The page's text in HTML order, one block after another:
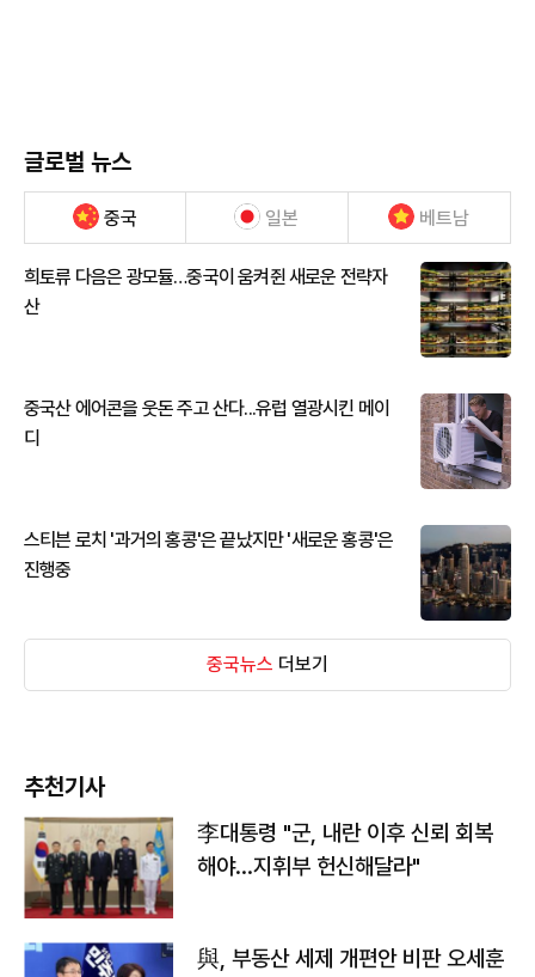
글로벌 뉴스
중국 일본 베트남
희토류 다음은 광모듈…중국이 움켜쥔 새로운 전략자
산
중국산 에어콘을 웃돈 주고 산다...유럽 열광시킨 메이
디
스티븐 로치 '과거의 홍콩'은 끝났지만 '새로운 홍콩'은
진행중
중국뉴스 더보기
추천기사
李대통령 "군, 내란 이후 신뢰 회복
해야…지휘부 헌신해달라"
與, 부동산 세제 개편안 비판 오세훈